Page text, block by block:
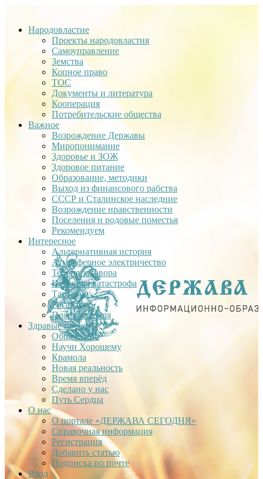
Народовластие
Проекты народовластия
Самоуправление
Земства
Копное право
ТОС
Документы и литература
Кооперация
Потребительские общества
Важное
Возрождение Державы
Миропонимание
Здоровье и ЗОЖ
Здоровое питание
Образование, методики
Выход из финансового рабства
СССР и Сталинское наследние
Возрождение нравственности
Поселения и родовые поместья
Рекомендуем
Интересное
Альтернативная история
Атмосферное электричество
Теория заговора
Недавняя катастрофа
Тартария
Гиганты
Плоская Земля
Здравые проекты
Общее дело
Научи Хорошему
Крамола
Новая реальность
Время вперёд
Сделано у нас
Путь Сердца
О нас
О портале «ДЕРЖАВА СЕГОДНЯ»
Справочная информация
Регистрация
Добавить статью
Подписка по почте
Вход